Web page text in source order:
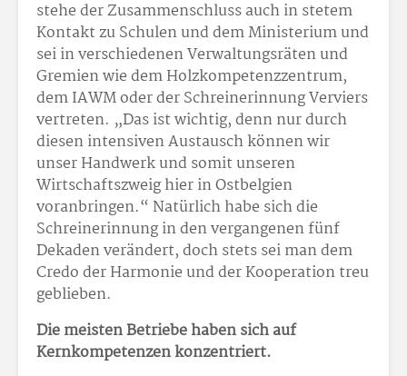
stehe der Zusammenschluss auch in stetem
Kontakt zu Schulen und dem Ministerium und
sei in verschiedenen Verwaltungsräten und
Gremien wie dem Holzkompetenzzentrum,
dem IAWM oder der Schreinerinnung Verviers
vertreten. „Das ist wichtig, denn nur durch
diesen intensiven Austausch können wir
unser Handwerk und somit unseren
Wirtschaftszweig hier in Ostbelgien
voranbringen.“ Natürlich habe sich die
Schreinerinnung in den vergangenen fünf
Dekaden verändert, doch stets sei man dem
Credo der Harmonie und der Kooperation treu
geblieben.
Die meisten Betriebe haben sich auf
Kernkompetenzen konzentriert.